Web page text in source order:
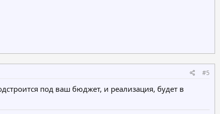
#5
под ваш бюджет, и реализация, будет в